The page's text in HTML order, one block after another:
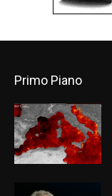
Primo Piano